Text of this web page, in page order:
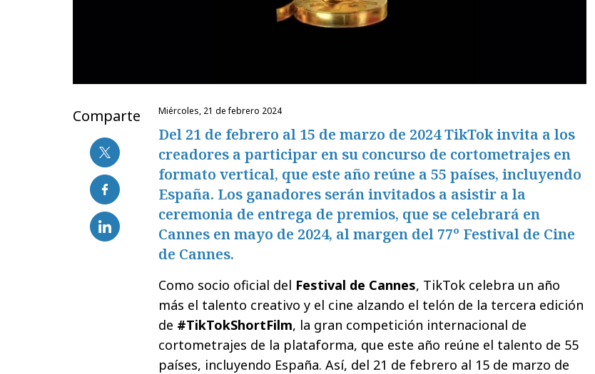
Comparte miércoles, 21 de febrero 2024
Del 21 de febrero al 15 de marzo de 2024 TikTok invita a los
creadores a participar en su concurso de cortometrajes en
formato vertical, que este año reúne a 55 países, incluyendo
España. Los ganadores serán invitados a asistir a la
ceremonia de entrega de premios, que se celebrará en
Cannes en mayo de 2024, al margen del 77º Festival de Cine
de Cannes.
Como socio oficial del Festival de Cannes, TikTok celebra un año
más el talento creativo y el cine alzando el telón de la tercera edición
de #TikTokShortFilm, la gran competición internacional de
cortometrajes de la plataforma, que este año reúne el talento de 55
países, incluyendo España. Así, del 21 de febrero al 15 de marzo de